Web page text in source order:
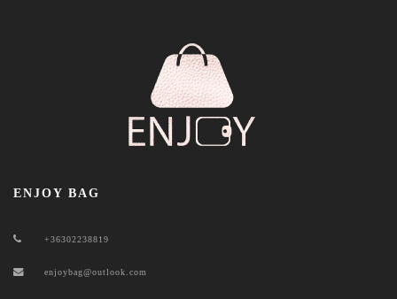
ENJOY BAG
+36302238819
enjoybag@outlook.com